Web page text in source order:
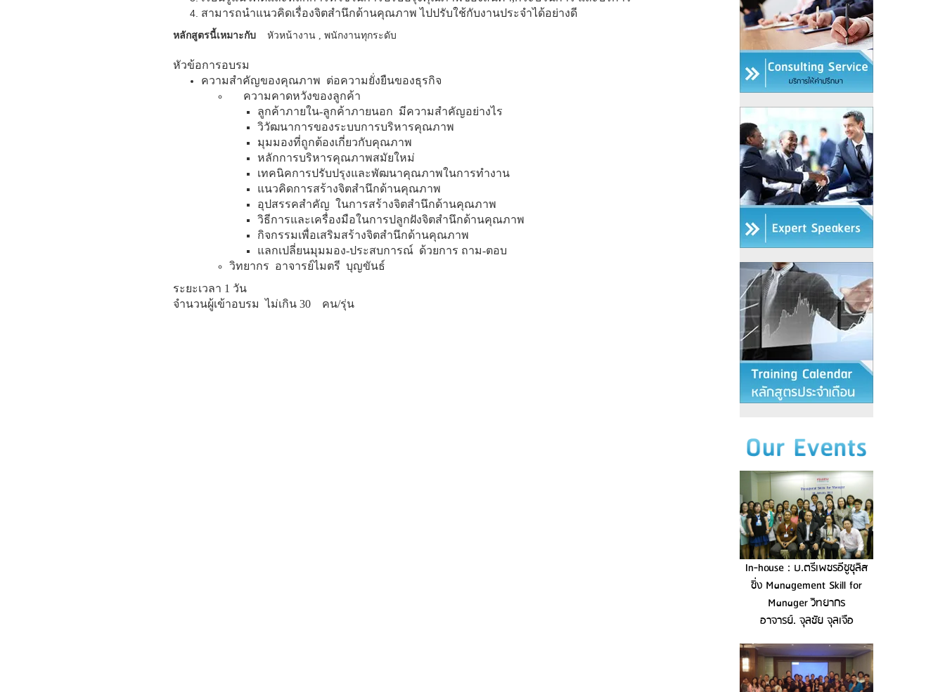
สามารถนำแนวคิดเรื่องจิตสำนึกด้านคุณภาพ ไปปรับใช้กับงานประจำได้อย่างดี
หลักสูตรนี้เหมาะกับ หัวหน้างาน , พนักงานทุกระดับ
หัวข้อการอบรม
ความสำคัญของคุณภาพ ต่อความยั่งยืนของธุรกิจ
ความคาดหวังของลูกค้า
ลูกค้าภายใน-ลูกค้าภายนอก มีความสำคัญอย่างไร
วิวัฒนาการของระบบการบริหารคุณภาพ
มุมมองที่ถูกต้องเกี่ยวกับคุณภาพ
หลักการบริหารคุณภาพสมัยใหม่
เทคนิคการปรับปรุงและพัฒนาคุณภาพในการทำงาน
แนวคิดการสร้างจิตสำนึกด้านคุณภาพ
อุปสรรคสำคัญ ในการสร้างจิตสำนึกด้านคุณภาพ
วิธีการและเครื่องมือในการปลูกฝังจิตสำนึกด้านคุณภาพ
กิจกรรมเพื่อเสริมสร้างจิตสำนึกด้านคุณภาพ
แลกเปลี่ยนมุมมอง-ประสบการณ์ ด้วยการ ถาม-ตอบ
วิทยากร อาจารย์ไมตรี บุญขันธ์
ระยะเวลา 1 วัน
จำนวนผู้เข้าอบรม ไม่เกิน 30
คน/รุ่น
In-house : บ.ตรีเพชรอีซูซุลิส
ซิ่ง Management Skill for
Manager วิทยากร
อาจารย์. จุลชัย จุลเจือ